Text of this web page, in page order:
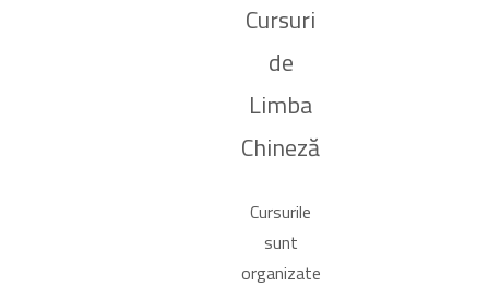
Cursuri
de
Limba
Chineză
Cursurile
sunt
organizate